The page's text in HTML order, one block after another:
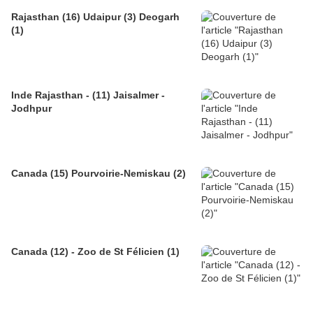
Rajasthan (16) Udaipur (3) Deogarh
(1)
Inde Rajasthan - (11) Jaisalmer -
Jodhpur
Canada (15) Pourvoirie-Nemiskau (2)
Canada (12) - Zoo de St Félicien (1)